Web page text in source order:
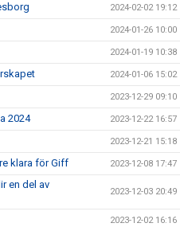
2024-02-02 19:12
2024-01-26 10:00
2024-01-19 10:38
2024-01-06 15:02
2023-12-29 09:10
2024 2023-12-22 16:57
2023-12-21 15:18
klara för Giff 2023-12-08 17:47
en del av
2023-12-03 20:49
2023-12-02 16:16